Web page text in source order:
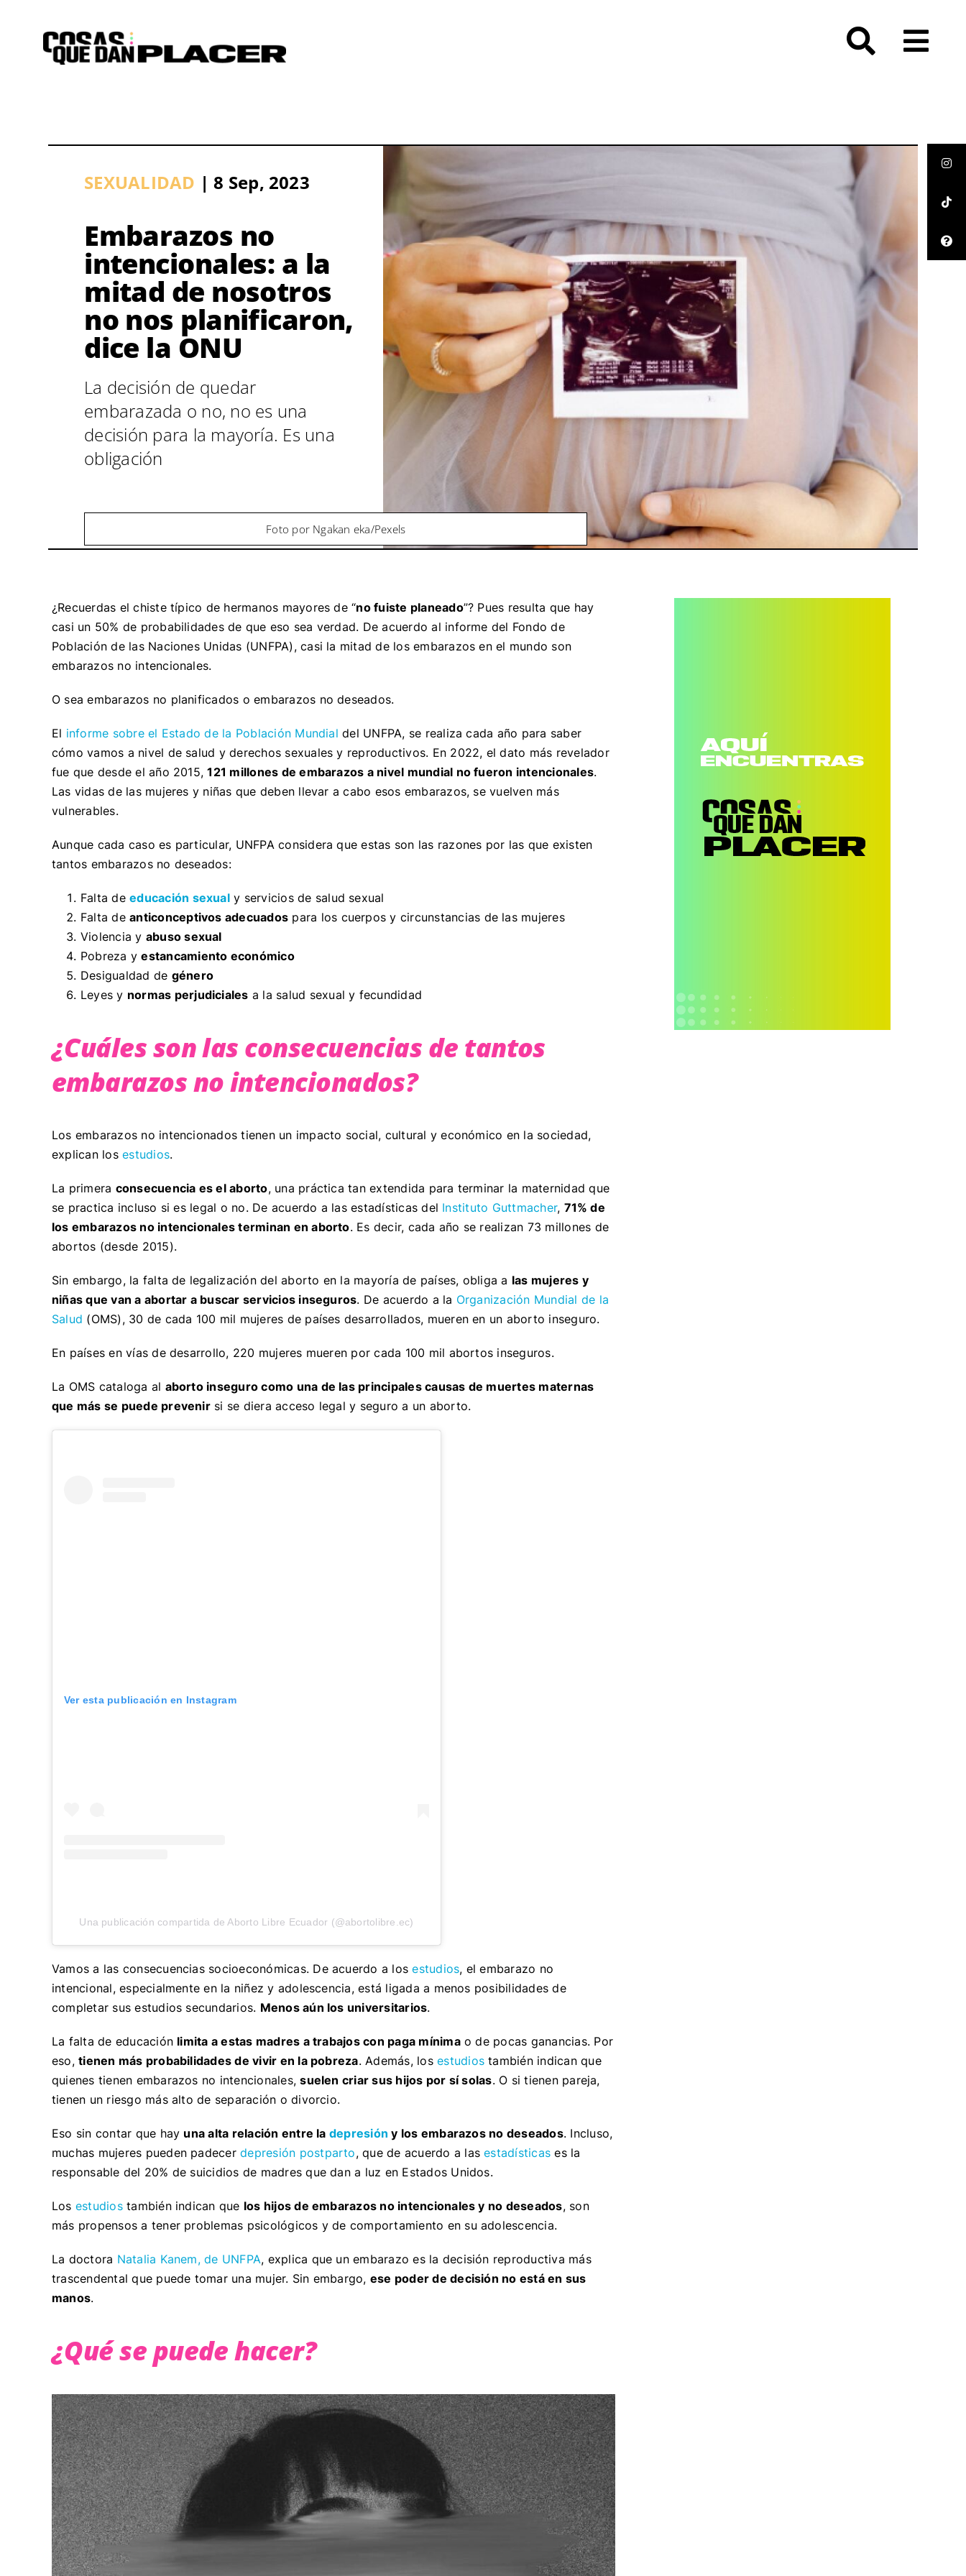
contenido
SEXUALIDAD | 8 Sep, 2023
Embarazos no
intencionales: a la
mitad de nosotros
no nos planificaron,
dice la ONU
La decisión de quedar
embarazada o no, no es una
decisión para la mayoría. Es una
obligación
Foto por Ngakan eka/Pexels
¿Recuerdas el chiste típico de hermanos mayores de “no fuiste planeado”? Pues resulta que hay
casi un 50% de probabilidades de que eso sea verdad. De acuerdo al informe del Fondo de
Población de las Naciones Unidas (UNFPA), casi la mitad de los embarazos en el mundo son
embarazos no intencionales.
O sea embarazos no planificados o embarazos no deseados.
El informe sobre el Estado de la Población Mundial del UNFPA, se realiza cada año para saber
cómo vamos a nivel de salud y derechos sexuales y reproductivos. En 2022, el dato más revelador
fue que desde el año 2015,121 millones de embarazos a nivel mundial no fueron intencionales.
Las vidas de las mujeres y niñas que deben llevar a cabo esos embarazos, se vuelven más
vulnerables.
Aunque cada caso es particular, UNFPA considera que estas son las razones por las que existen
tantos embarazos no deseados:
Falta deeducación sexualy servicios de salud sexual
Falta deanticonceptivos adecuados para los cuerpos y circunstancias de las mujeres
Violencia y abuso sexual
Pobreza yestancamiento económico
Desigualdad de género
Leyes y normas perjudiciales a la salud sexual y fecundidad
¿Cuáles son las consecuencias de tantos
embarazos no intencionados?
Los embarazos no intencionados tienen un impacto social, cultural y económico en la sociedad,
explican losestudios.
La primera consecuencia es el aborto, una práctica tan extendida para terminar la maternidad que
se practica incluso si es legal o no. De acuerdo a las estadísticas del Instituto Guttmacher, 71% de
los embarazos no intencionales terminan en aborto. Es decir, cada año se realizan 73 millones de
abortos (desde 2015).
Sin embargo, la falta de legalización del aborto en la mayoría de países, obliga a las mujeres y
niñas que van a abortar a buscar servicios inseguros. De acuerdo a la Organización Mundial de la
Salud (OMS), 30 de cada 100 mil mujeres de países desarrollados, mueren en un aborto inseguro.
En países en vías de desarrollo, 220 mujeres mueren por cada 100 mil abortos inseguros.
La OMS cataloga al aborto inseguro como una de las principales causas de muertes maternas
que más se puede prevenirsi se diera acceso legal y seguro a un aborto.
Ver esta publicación en Instagram
Una publicación compartida de Aborto Libre Ecuador (@abortolibre.ec)
Vamos a las consecuencias socioeconómicas. De acuerdo a losestudios, el embarazo no
intencional, especialmente en la niñez y adolescencia, está ligada a menos posibilidades de
completar sus estudios secundarios. Menos aún los universitarios.
La falta de educación limita a estas madres a trabajos con paga mínimao de pocas ganancias. Por
eso,tienen más probabilidades de vivir en la pobreza. Además, losestudiostambién indican que
quienes tienen embarazos no intencionales,suelen criar sus hijos por sí solas. O si tienen pareja,
tienen un riesgo más alto de separación o divorcio.
Eso sin contar que hay una alta relación entre la depresióny los embarazos no deseados. Incluso,
muchas mujeres pueden padecerdepresión postparto, que de acuerdo a lasestadísticas es la
responsable del 20% de suicidios de madres que dan a luz en Estados Unidos.
Los estudiostambién indican que los hijos de embarazos no intencionales y no deseados, son
más propensos a tener problemas psicológicos y de comportamiento en su adolescencia.
La doctora Natalia Kanem, de UNFPA, explica que un embarazo es la decisión reproductiva más
trascendental que puede tomar una mujer. Sin embargo, ese poder de decisión no está en sus
manos.
¿Qué se puede hacer?